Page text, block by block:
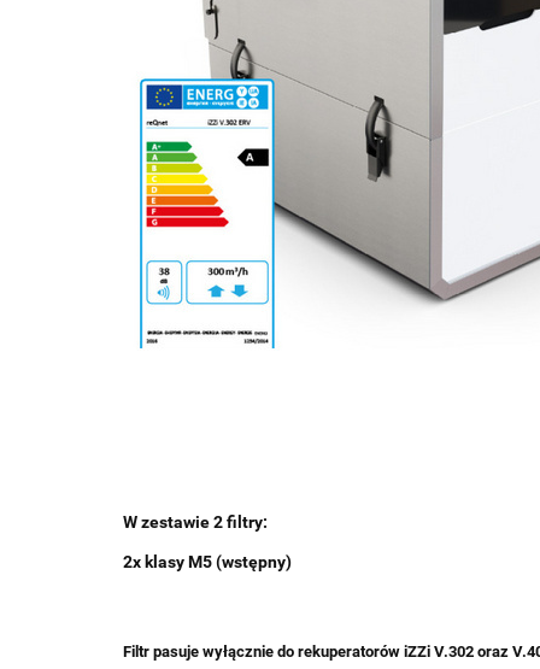
W zestawie 2 filtry:
2x klasy M5 (wstępny)
Filtr pasuje wyłącznie do rekuperatorów iZZi V.302 oraz